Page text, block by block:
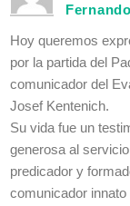
Hoy queremos
por la partida del
comunicador del
Josef Kentenich.
Su vida fue un
generosa al
predicador y
comunicador